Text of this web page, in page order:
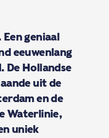
geniaal
eeuwenlang
De Hollandse
uit de
en de
Waterlinie,
uniek